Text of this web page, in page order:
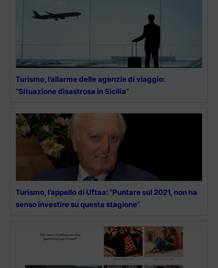
Turismo, l’allarme delle agenzie di viaggio:
“Situazione disastrosa in Sicilia”
Turismo, l’appello di Uftaa: “Puntare sul 2021, non ha
senso investire su questa stagione”